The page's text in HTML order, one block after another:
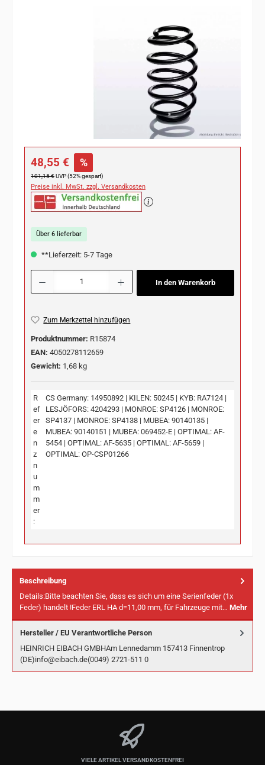
Verkaufspreis:
48,55 € %
Regulärer Preis:
101,15 €UVP (52% gespart)
Preise inkl. MwSt. zzgl. Versandkosten
Über 6 lieferbar
**Lieferzeit: 5-7 Tage
Produkt Anzahl: Gib den gewünschten Wert ein oder benutze die Schaltflächen
In den Warenkorb
Zum Merkzettel hinzufügen
Produktnummer: R15874
EAN: 4050278112659
Gewicht: 1,68 kg
R
ef
er
e
n
z
n
u
m
m
er
:
CS Germany: 14950892 | KILEN: 50245 | KYB: RA7124 |
LESJÖFORS: 4204293 | MONROE: SP4126 | MONROE:
SP4137 | MONROE: SP4138 | MUBEA: 90140135 |
MUBEA: 90140151 | MUBEA: 069452-E | OPTIMAL: AF-
5454 | OPTIMAL: AF-5635 | OPTIMAL: AF-5659 |
OPTIMAL: OP-CSP01266
Beschreibung
Details:Bitte beachten Sie, dass es sich um eine Serienfeder (1x
Feder) handelt !Feder ERL HA d=11,00 mm, für Fahrzeuge mit… Mehr
Hersteller / EU Verantwortliche Person
HEINRICH EIBACH GMBHAm Lennedamm 157413 Finnentrop
(DE)info@eibach.de(0049) 2721-511 0
VIELE ARTIKEL VERSANDKOSTENFREI